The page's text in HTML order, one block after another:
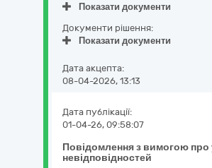
Показати документи
Документи рішення:
Показати документи
Дата акцепта:
08-04-2026, 13:13
Повідомлення з вимогою про
невідповідностей
Дата публікації:
01-04-26, 09:58:07